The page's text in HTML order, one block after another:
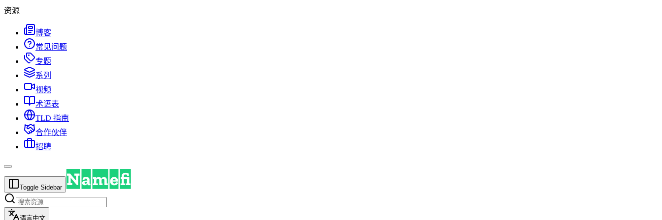
资源
博客
常见问题
专题
系列
视频
术语表
TLD 指南
合作伙伴
招聘
Toggle Sidebar
语言中文